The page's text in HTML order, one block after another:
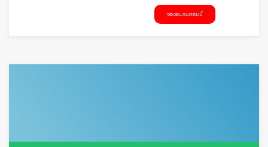
จองอบรมตอนนี้